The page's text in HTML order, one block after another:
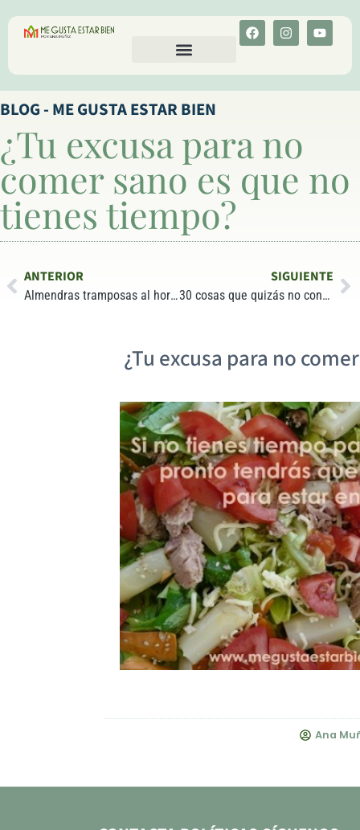
BLOG - ME GUSTA ESTAR BIEN
¿Tu excusa para no
comer sano es que no
tienes tiempo?
ANTERIOR
Almendras tramposas al horno de Matutano
SIGUIENTE
30 cosas que quizás no conozcas sobre tu cuerpo
¿Tu excusa para no
Ana